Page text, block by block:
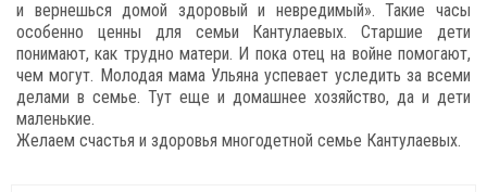
и вернешься домой здоровый и невредимый». Такие часы
особенно ценны для семьи Кантулаевых. Старшие дети
понимают, как трудно матери. И пока отец на войне помогают,
чем могут. Молодая мама Ульяна успевает уследить за всеми
делами в семье. Тут еще и домашнее хозяйство, да и дети
маленькие.
Желаем счастья и здоровья многодетной семье Кантулаевых.